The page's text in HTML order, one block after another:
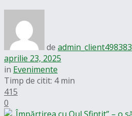
de admin_client498383
aprilie 23, 2025
in Evenimente
Timp de citit: 4 min
415
0